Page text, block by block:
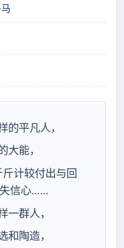
的平凡人，
大能，
计较付出与回
信心……
一群人，
和陶造，